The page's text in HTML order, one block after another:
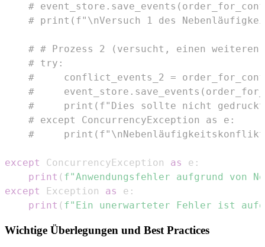
#
# print(f"\nVersuch 1 des
# # Prozess 2 (versucht, einen weiteren
# try:
#     conflict_events_2 =
#
#     print(f"Dies sollte nicht gedruckt
# except ConcurrencyException as e:
#     print(f"\nNebenläufigkeitskonflikt
except ConcurrencyException as e :
print ( f"Anwendungsfehler aufgrund von
except
Exception as e :
print ( f"Ein unerwarteter Fehler ist
Wichtige Überlegungen und Best Practices